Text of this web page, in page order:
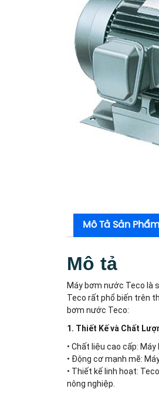
Mô Tả Sản Phẩm
Mô tả
Máy bơm nước Teco là
Teco rất phổ biến trên
bơm nước Teco:
1. Thiết Kế và Chất
• Chất liệu cao cấp:
• Động cơ mạnh mẽ:
• Thiết kế linh hoạt:
nông nghiệp.